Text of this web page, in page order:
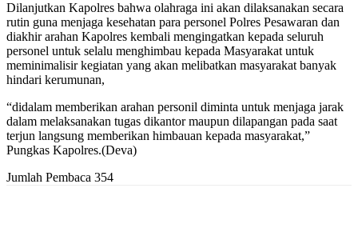
Dilanjutkan Kapolres bahwa olahraga ini akan dilaksanakan secara
rutin guna menjaga kesehatan para personel Polres Pesawaran dan
diakhir arahan Kapolres kembali mengingatkan kepada seluruh
personel untuk selalu menghimbau kepada Masyarakat untuk
meminimalisir kegiatan yang akan melibatkan masyarakat banyak
hindari kerumunan,
“didalam memberikan arahan personil diminta untuk menjaga jarak
dalam melaksanakan tugas dikantor maupun dilapangan pada saat
terjun langsung memberikan himbauan kepada masyarakat,”
Pungkas Kapolres.(Deva)
Jumlah Pembaca 354